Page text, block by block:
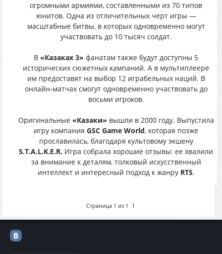
огромными армиями, составленными из 70 типов
юнитов. Одна из отличительных черт игры —
масштабные битвы, в которых одновременно могут
участвовать до 10 тысяч солдат.
В «Казаках 3» фанатам также будут доступны 5
исторических сюжетных кампаний. А в мультиплеере
им предоставят на выбор 12 играбельных наций. В
онлайн-матчах смогут одновременно участвовать до
восьми игроков.
Оригинальные «Казаки» вышли в 2000 году. Выпустила
игру компания GSC Game World, которая позже
прославилась, благодаря культовому экшену
S.T.A.L.K.E.R. Игра собрала хорошие отзывы: ее хвалили
за внимание к деталям, толковый искусственный
интеллект и интересный подход к жанру RTS.
Страница 1 из 1 1